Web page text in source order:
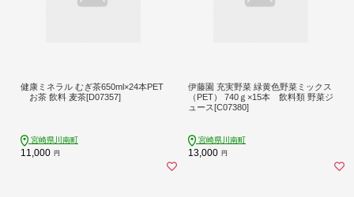
健康ミネラル むぎ茶650ml×24本PET
お茶 飲料 麦茶[D07357]
宮崎県川南町
11,000 円
伊藤園 充実野菜 緑黄色野菜ミックス
（PET） 740ｇ×15本 飲料類 野菜ジ
ュース[C07380]
宮崎県川南町
13,000 円